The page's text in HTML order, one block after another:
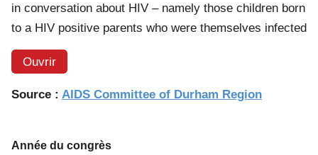
in conversation about HIV – namely those children born
to a HIV positive parents who were themselves infected
Ouvrir
Source : AIDS Committee of Durham Region
Année du congrès